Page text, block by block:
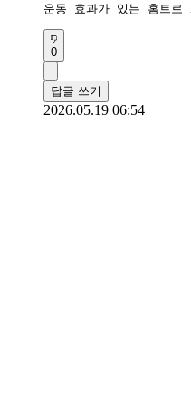
운동 효과가 있는 홈트
0
답글 쓰기
2026.05.19 06:54